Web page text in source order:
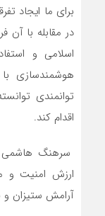
برای ما ایجاد
در مقابله با آن
اسلامی و
هوشمندسازی با
توانمندی
اقدام کند.
سرهنگ هاشمی
ارزش امنیت و
آرامش ستیزان و